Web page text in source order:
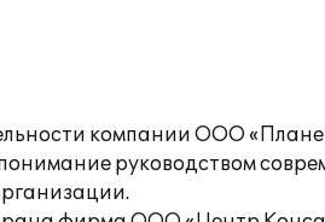
компании ООО
руководством